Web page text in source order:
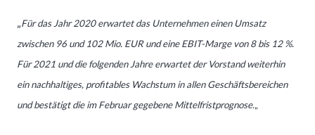
„Für das Jahr 2020 erwartet das Unternehmen einen Umsatz
zwischen 96 und 102 Mio. EUR und eine EBIT-Marge von 8 bis 12 %.
Für 2021 und die folgenden Jahre erwartet der Vorstand weiterhin
ein nachhaltiges, profitables Wachstum in allen Geschäftsbereichen
und bestätigt die im Februar gegebene Mittelfristprognose.„